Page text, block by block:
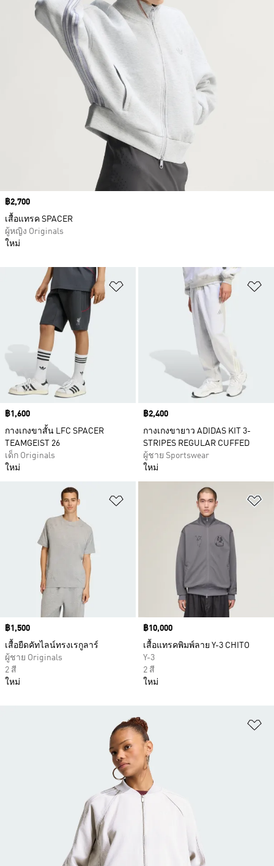
เพิ่มไปยังรายการสินค้าโปรด
Price
฿1,600
กางเกงขาสั้น LFC SPACER
TEAMGEIST 26
เด็ก Originals
ใหม่
Price
฿2,400
กางเกงขายาว ADIDAS KIT 3-
STRIPES REGULAR CUFFED
ผู้ชาย Sportswear
ใหม่
เพิ่มไปยังรายการสินค้าโปรด
Price
฿1,500
เสื้อยืดคัทไลน์ทรงเรกูลาร์
ผู้ชาย Originals
2 สี
ใหม่
Price
฿10,000
เสื้อแทรคพิมพ์ลาย Y-3 CHITO
Y-3
2 สี
ใหม่
Price
฿2,700
เสื้อแทรค SPACER
ผู้หญิง Originals
ใหม่